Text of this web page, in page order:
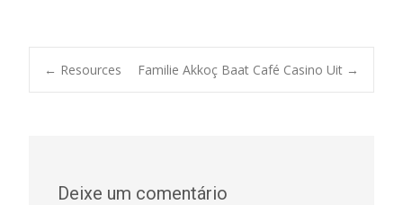
Post
← Resources Familie Akkoç Baat Café Casino Uit →
Deixe um comentário